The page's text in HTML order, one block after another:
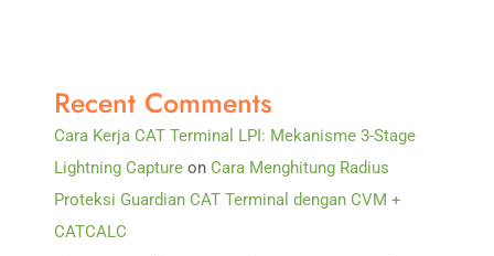
Recent Comments
Cara Kerja CAT Terminal LPI: Mekanisme 3-Stage
Lightning Capture on Cara Menghitung Radius
Proteksi Guardian CAT Terminal dengan CVM +
CATCALC